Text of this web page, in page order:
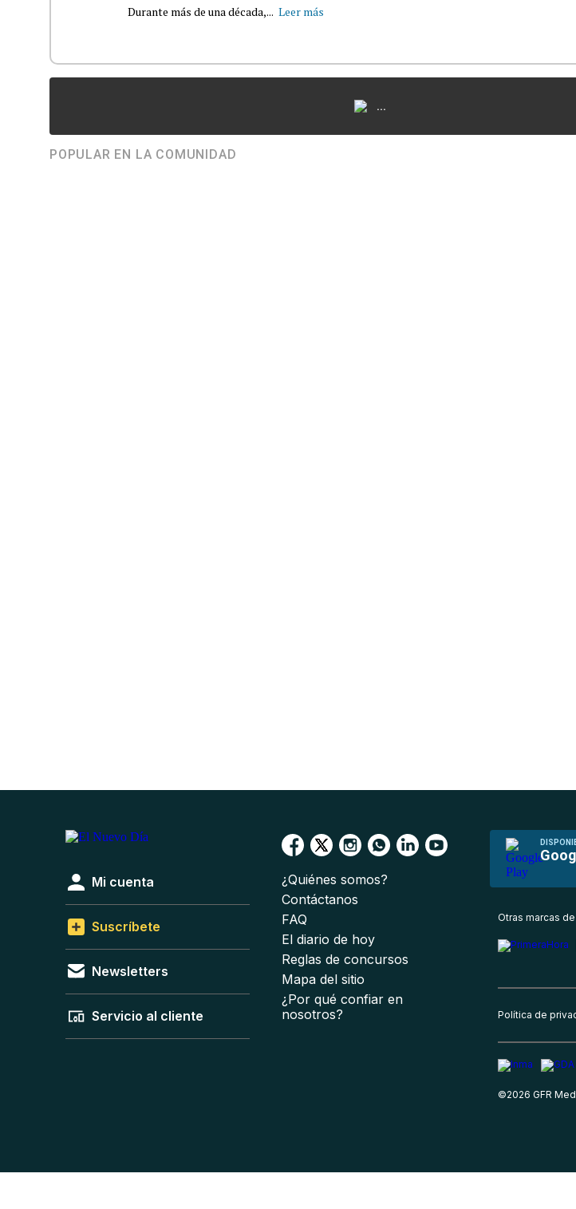
Durante más de una década,... Leer más
...
POPULAR EN LA COMUNIDAD
Mi cuenta
Suscríbete
Newsletters
Servicio al cliente
¿Quiénes somos?
Contáctanos
FAQ
El diario de hoy
Reglas de concursos
Mapa del sitio
¿Por qué confiar en
nosotros?
Otras marcas
Política de
©2026 GFR